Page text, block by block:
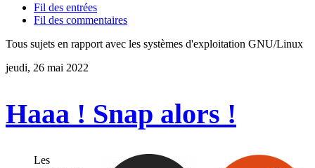
Fil des entrées
Fil des commentaires
Tous sujets en rapport avec les systèmes d'exploitation GNU/Linux
jeudi, 26 mai 2022
Haaa ! Snap alors !
Les